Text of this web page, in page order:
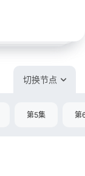
切换节点
第5集 第